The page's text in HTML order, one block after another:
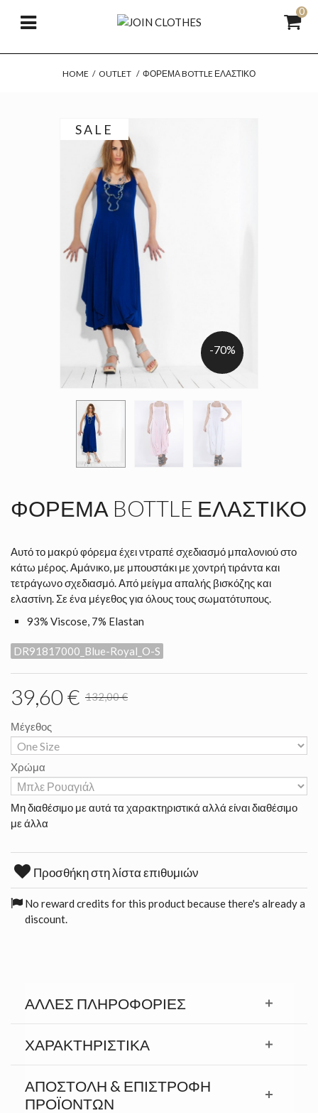
0
HOME / OUTLET / ΦΌΡΕΜΑ BOTTLE ΕΛΑΣΤΙΚΌ
SALE
-70%
ΦΌΡΕΜΑ BOTTLE ΕΛΑΣΤΙΚΌ
Αυτό το μακρύ φόρεμα έχει ντραπέ σχεδιασμό μπαλονιού στο
κάτω μέρος. Αμάνικο, με μπουστάκι με χοντρή τιράντα και
τετράγωνο σχεδιασμό. Από μείγμα απαλής βισκόζης και
ελαστίνη. Σε ένα μέγεθος για όλους τους σωματότυπους.
93% Viscose, 7% Elastan
DR91817000_Blue-Royal_O-S
39,60 € 132,00 €
Μέγεθος
Χρώμα
Μη διαθέσιμο με αυτά τα χαρακτηριστικά αλλά είναι διαθέσιμο
με άλλα
Προσθήκη στη λίστα επιθυμιών
No reward credits for this product because there's already a
discount.
ΆΛΛΕΣ ΠΛΗΡΟΦΟΡΊΕΣ
ΧΑΡΑΚΤΗΡΙΣΤΙΚΆ
ΑΠΟΣΤΟΛΉ & ΕΠΙΣΤΡΟΦΉ
ΠΡΟΪΟΝΤΩΝ